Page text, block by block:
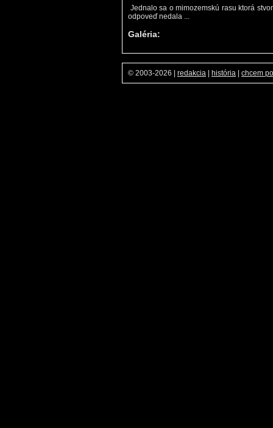
Jednalo sa o mimozemskú rasu ktorá
odpoveď nedala ...
Galéria:
© 2003-2026 redakcia história chcem